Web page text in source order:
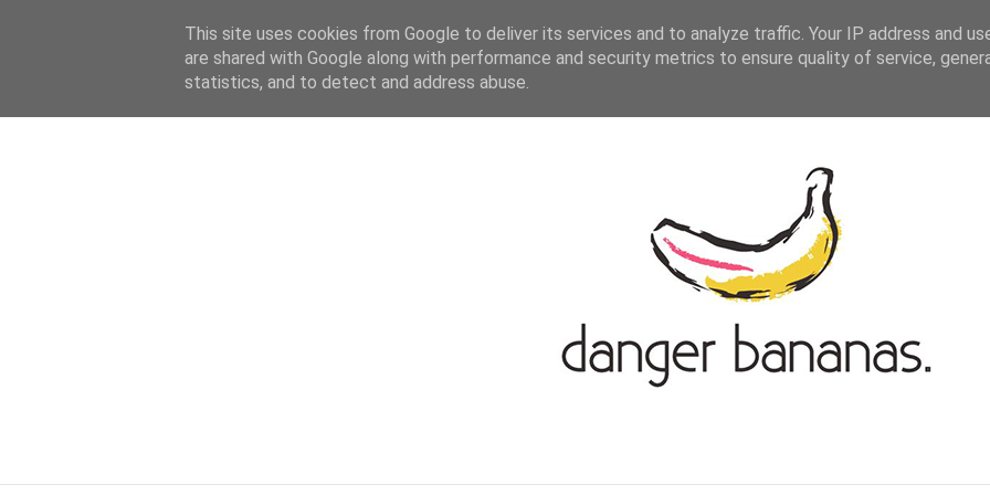
HOME KATEGORIEN ASIAN-GERMAN BLOGROLL KONTAKT
This site uses cookies from Google to deliver its services and to analyze traffic. Your IP address and
are shared with Google along with performance and security metrics to ensure quality of service,
statistics, and to detect and address abuse.